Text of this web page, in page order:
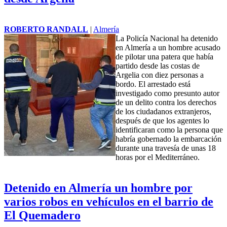
ROBERTO RANDALL | Almería
La Policía Nacional ha detenido
en Almería a un hombre acusado
de pilotar una patera que había
partido desde las costas de
Argelia con diez personas a
bordo. El arrestado está
investigado como presunto autor
de un delito contra los derechos
de los ciudadanos extranjeros,
después de que los agentes lo
identificaran como la persona que
habría gobernado la embarcación
durante una travesía de unas 18
horas por el Mediterráneo.
Detenido en Almería un hombre por
varios robos en vehículos en el barrio de
El Quemadero